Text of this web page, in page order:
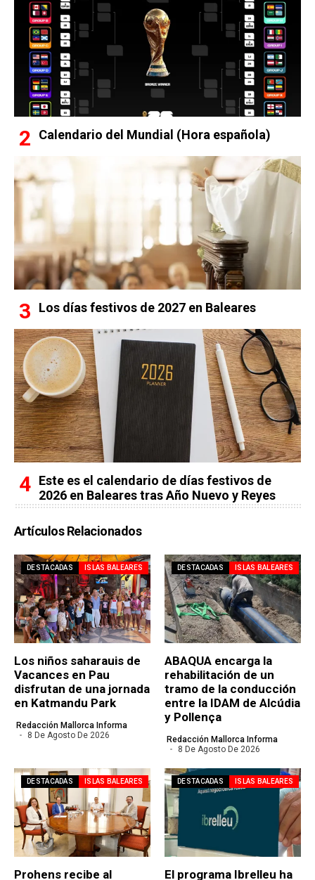
Calendario del Mundial (Hora española)
Los días festivos de 2027 en Baleares
Este es el calendario de días festivos de
2026 en Baleares tras Año Nuevo y Reyes
Artículos Relacionados
DESTACADAS ISLAS BALEARES
Los niños saharauis de
Vacances en Pau
disfrutan de una jornada
en Katmandu Park
Redacción Mallorca Informa
8 De Agosto De 2026
DESTACADAS ISLAS BALEARES
ABAQUA encarga la
rehabilitación de un
tramo de la conducción
entre la IDAM de Alcúdia
y Pollença
Redacción Mallorca Informa
8 De Agosto De 2026
DESTACADAS ISLAS BALEARES
Prohens recibe al
DESTACADAS ISLAS BALEARES
El programa Ibrelleu ha